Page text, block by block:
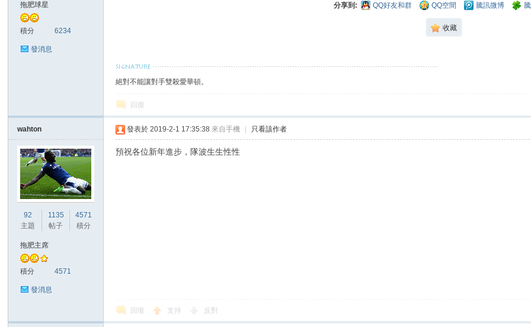
頓
拖肥球星
積分 6234
發消息
分享到: QQ好友和群 QQ空間 騰訊微博
收藏
絕對不能讓對手雙殺愛華頓。
回復
wahton
92
主題
1135
帖子
4571
積分
拖肥主席
積分 4571
發消息
發表於 2019-2-1 17:35:38 來自手機 只看該作者
預祝各位新年進步，隊波生生性性
回復 支持 反對